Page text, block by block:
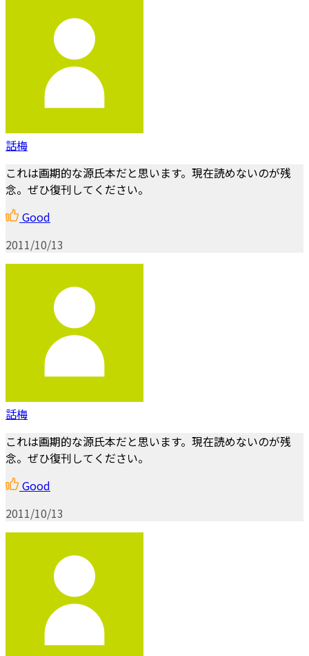
話梅
これは画期的な源氏本だと思います。現在読めないのが残
念。ぜひ復刊してください。
Good
2011/10/13
話梅
これは画期的な源氏本だと思います。現在読めないのが残
念。ぜひ復刊してください。
Good
2011/10/13